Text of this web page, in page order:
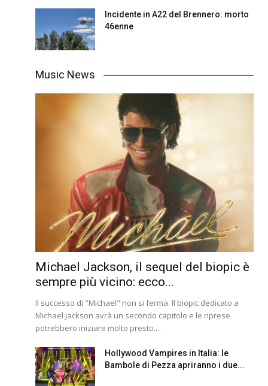
Incidente in A22 del Brennero: morto
46enne
Music News
Michael Jackson, il sequel del biopic è
sempre più vicino: ecco...
Il successo di "Michael" non si ferma. Il biopic dedicato a
Michael Jackson avrà un secondo capitolo e le riprese
potrebbero iniziare molto presto....
Hollywood Vampires in Italia: le
Bambole di Pezza apriranno i due...